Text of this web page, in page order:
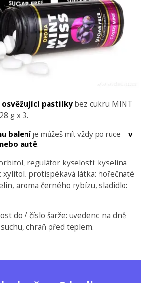
osvěžující pastilky bez cukru MINT
g x 3.
baleníje můžeš mít vždy po ruce – v
autě.
regulátor kyselosti: kyselina
xylitol, protispékavá látka: hořečnaté
aroma černého rybízu, sladidlo:
do / číslo šarže: uvedeno na dně
chraň před teplem.